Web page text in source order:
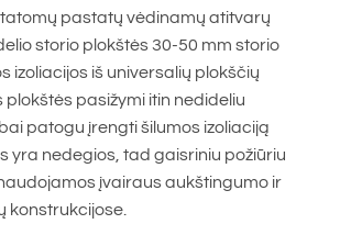
pastatų vėdinamų atitvarų
storio plokštės 30-50 mm storio
izoliacijos iš universalių plokščių
plokštės pasižymi itin nedideliu
patogu įrengti šilumos izoliaciją
yra nedegios, tad gaisriniu požiūriu
įvairaus aukštingumo ir
konstrukcijose.